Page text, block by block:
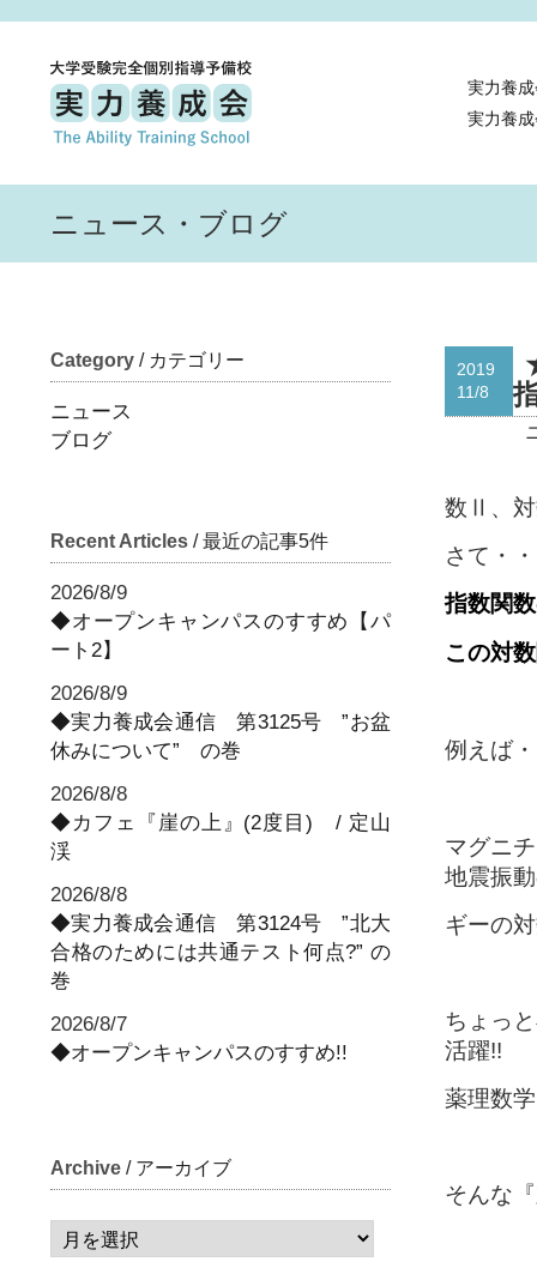
実力養
実力養
ニュース・ブログ
Category / カテゴリー
ニュース
ブログ
Recent Articles / 最近の記事5件
2026/8/9
◆オープンキャンパスのすすめ【パ
ート2】
2026/8/9
◆実力養成会通信 第3125号 ”お盆
休みについて” の巻
2026/8/8
◆カフェ『崖の上』(2度目) / 定山
渓
2026/8/8
◆実力養成会通信 第3124号 ”北大
合格のためには共通テスト何点?” の
巻
2026/8/7
◆オープンキャンパスのすすめ!!
Archive / アーカイブ
2019
11/8
数Ⅱ、対
さて・
指数関
この対
例えば
マグニ
地震振
ギーの
ちょっ
活躍!!
薬理数
そんな